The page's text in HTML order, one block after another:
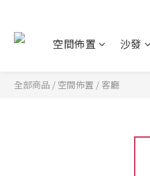
空間佈置 沙發
全部商品 / 空間佈置 / 客廳